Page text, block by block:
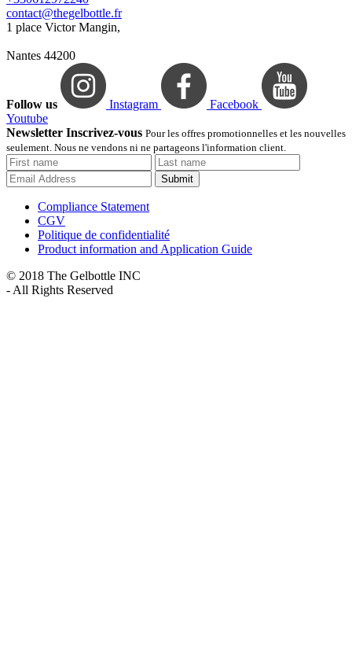
contact@thegelbottle.fr
1 place Victor Mangin,
Nantes 44200
Follow us Instagram
Facebook
Youtube
Newsletter Inscrivez-vous Pour les offres promotionnelles et les nouvelles
seulement. Nous ne vendons ni ne partageons l'information client.
Submit
Compliance Statement
CGV
Politique de confidentialité
Product information and Application Guide
© 2018 The Gelbottle INC
- All Rights Reserved